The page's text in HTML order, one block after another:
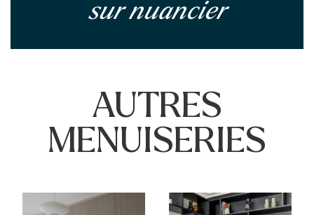
sur nuancier
AUTRES
MENUISERIES